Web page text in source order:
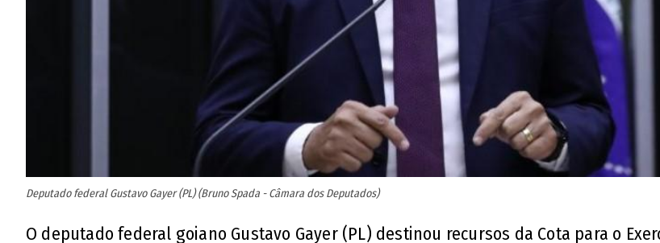
Deputado federal Gustavo Gayer (PL) (Bruno Spada - Câmara dos Deputados)
O deputado federal goiano Gustavo Gayer (PL) destinou recursos da Cota para o